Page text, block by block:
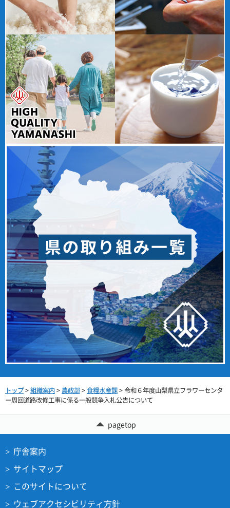
トップ>組織案内> 農政部>食糧水産課> 令和６年度山梨県立フラワーセンタ
ー周回道路改修工事に係る一般競争入札公告について
pagetop
庁舎案内
サイトマップ
このサイトについて
ウェブアクセシビリティ方針